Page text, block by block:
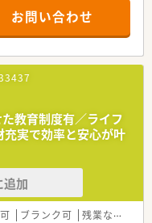
体制で対応します。
土曜日も17時まで開局し
い医療を提供します。
ークを大切にし、周囲と
のある方を求めていま
年齢や体調面に不安がある
の方も歓迎いたします。
医療の提供に共感していた
臨める方を歓迎します。
る地場の大手企業であ
お問い合わせ
教育制度有／ライフ
実で効率と安心が叶
追加
ブランク可 残業なし(ほぼなし含む)